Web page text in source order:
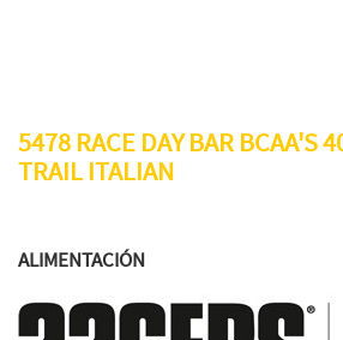
5478 RACE DAY BAR BCAA'S
TRAIL ITALIAN
ALIMENTACIÓN